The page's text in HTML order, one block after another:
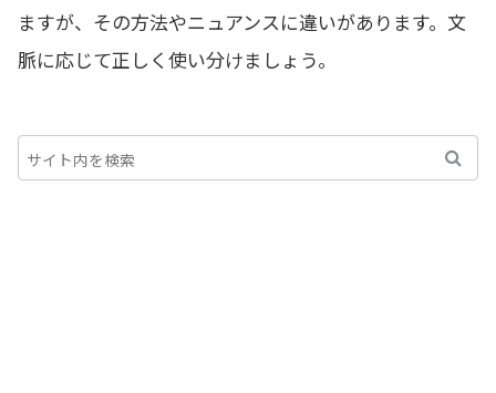
ますが、その方法やニュアンスに違いがあります。文
脈に応じて正しく使い分けましょう。